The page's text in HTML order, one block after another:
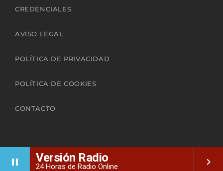
pause Versión Radio
24 Horas de Radio Online keyboard_arrow_right
CREDENCIALES
AVISO LEGAL
POLÍTICA DE PRIVACIDAD
POLÍTICA DE COOKIES
CONTACTO